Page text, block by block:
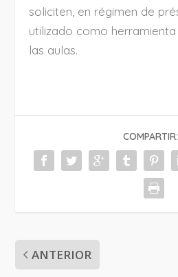
soliciten, en régimen de
utilizado como
las aulas.
COMPARTIR:
ANTERIOR